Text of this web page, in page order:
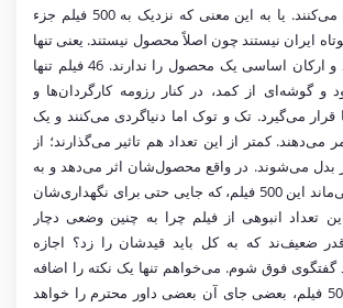
عرضه (نمایش) پیدا می‌کنند. یا به این معنی که نزدیک به 500 فیلم جزء
ایران نیستند چون اصلاً محصول نیستند. یعنی تنها
فقط تولید می‌شوند و ارکان اساسی یک محصول را ندارند. 46 فیلم تنها
گوشه‌ای از کمد، در کنار رزومه کارگردان‌ها و
قرار می‌گیرد. تک و توک اما دنیاگردی می‌کنند و یک
کمتر از این تعداد هم تاثیر می‌گذارند؛ از
بدل می‌شوند. در واقع محصول‌شان اثر می‌دهد و به
اثر بدل می‌شوند. می‌ماند این 500 فیلم، که جایی حتی برای نگهداری‌شان
تعداد انبوهی از فیلم چرا به چنین وضعی دچار
ضعیف‌ند که به کل باید قیدشان را زد؟ اجازه
فوق شوم. می‌خواهم تنها یک نکته را اضافه
کنم: «از میان این 500 فیلم، بعضی جای آن بعضی داور محترم را خواهد